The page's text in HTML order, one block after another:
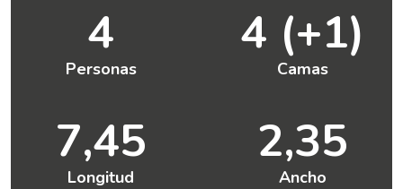
4
Personas
4 (+1)
Camas
7,45
Longitud
2,35
Ancho